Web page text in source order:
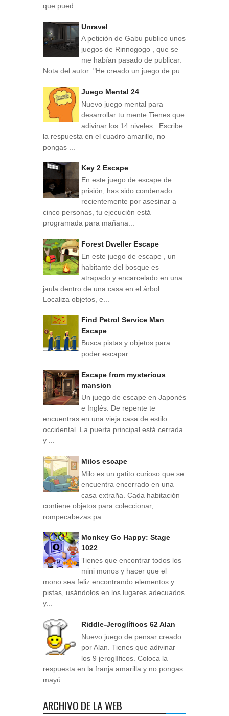
que pued...
Unravel
A petición de Gabu publico unos
juegos de Rinnogogo , que se
me habían pasado de publicar.
Nota del autor: "He creado un juego de pu...
Juego Mental 24
Nuevo juego mental para
desarrollar tu mente Tienes que
adivinar los 14 niveles . Escribe
la respuesta en el cuadro amarillo, no
pongas ...
Key 2 Escape
En este juego de escape de
prisión, has sido condenado
recientemente por asesinar a
cinco personas, tu ejecución está
programada para mañana...
Forest Dweller Escape
En este juego de escape , un
habitante del bosque es
atrapado y encarcelado en una
jaula dentro de una casa en el árbol.
Localiza objetos, e...
Find Petrol Service Man
Escape
Busca pistas y objetos para
poder escapar.
Escape from mysterious
mansion
Un juego de escape en Japonés
e Inglés. De repente te
encuentras en una vieja casa de estilo
occidental. La puerta principal está cerrada
y ...
Milos escape
Milo es un gatito curioso que se
encuentra encerrado en una
casa extraña. Cada habitación
contiene objetos para coleccionar,
rompecabezas pa...
Monkey Go Happy: Stage
1022
Tienes que encontrar todos los
mini monos y hacer que el
mono sea feliz encontrando elementos y
pistas, usándolos en los lugares adecuados
y...
Riddle-Jeroglíficos 62 Alan
Nuevo juego de pensar creado
por Alan. Tienes que adivinar
los 9 jeroglíficos. Coloca la
respuesta en la franja amarilla y no pongas
mayú...
ARCHIVO DE LA WEB